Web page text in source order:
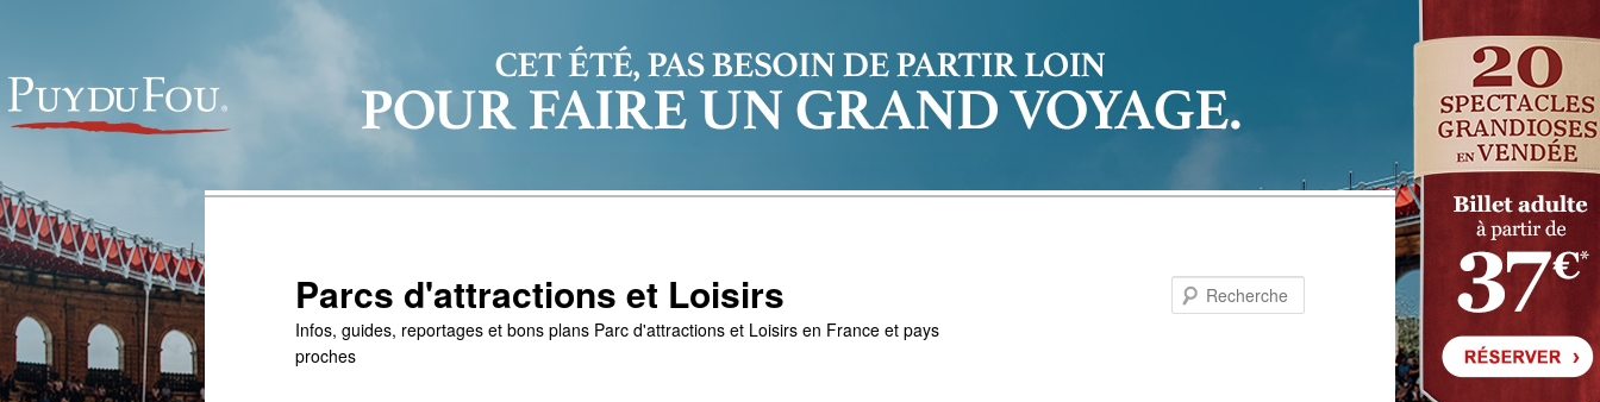
Parcs d'attractions et Loisirs
Infos, guides, reportages et bons plans Parc d'attractions et Loisirs en France et pays
proches
Recherche